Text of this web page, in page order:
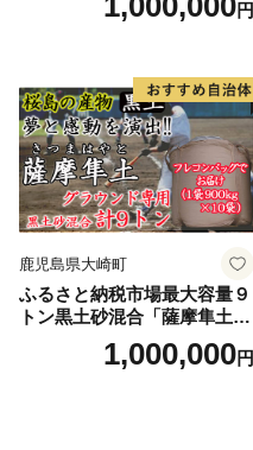
円
鹿児島県大崎町
ふるさと納税市場最大容量９
トン黒土砂混合「薩摩隼土」
（夢と感動の演出のグラウン
1,000,000円